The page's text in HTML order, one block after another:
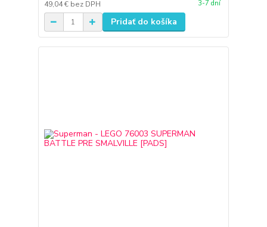
49,04 € bez DPH 3-7 dní
Pridať do košíka